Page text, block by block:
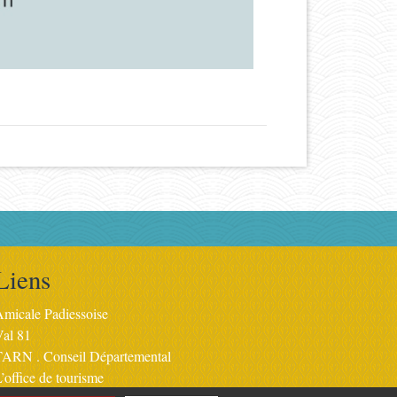
Padiessoise
81
. Conseil Départemental
de tourisme